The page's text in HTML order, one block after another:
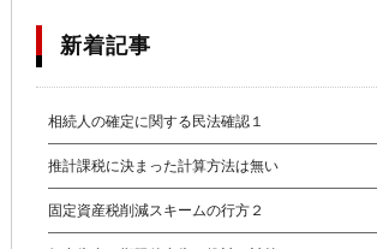
新着記事
相続人の確定に関する民法確認１
推計課税に決まった計算方法は無い
固定資産税削減スキームの行方２